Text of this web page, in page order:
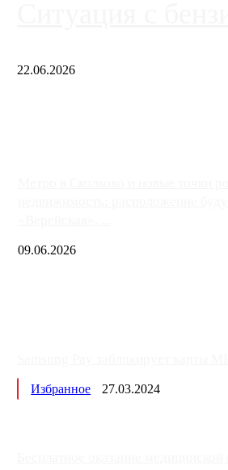
22.06.2026
09.06.2026
Избранное 27.03.2024